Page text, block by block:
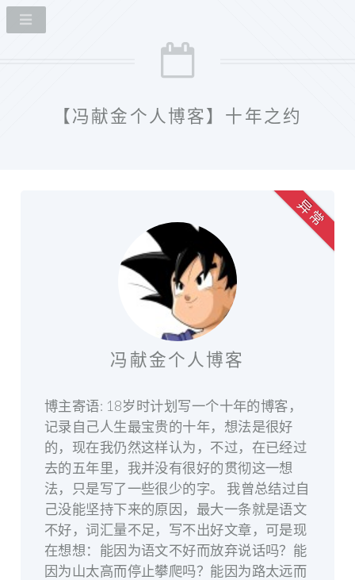
【冯献金个人博客】十年之约
冯献金个人博客
博主寄语: 18岁时计划写一个十年的博客，
记录自己人生最宝贵的十年，想法是很好
的，现在我仍然这样认为，不过，在已经过
去的五年里，我并没有很好的贯彻这一想
法，只是写了一些很少的字。 我曾总结过自
己没能坚持下来的原因，最大一条就是语文
不好，词汇量不足，写不出好文章，可是现
在想想：能因为语文不好而放弃说话吗？能
因为山太高而停止攀爬吗？能因为路太远而
异 常